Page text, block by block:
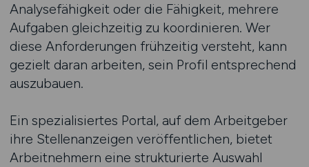
Analysefähigkeit oder die Fähigkeit, mehrere
Aufgaben gleichzeitig zu koordinieren. Wer
diese Anforderungen frühzeitig versteht, kann
gezielt daran arbeiten, sein Profil entsprechend
auszubauen.
Ein spezialisiertes Portal, auf dem Arbeitgeber
ihre Stellenanzeigen veröffentlichen, bietet
Arbeitnehmern eine strukturierte Auswahl